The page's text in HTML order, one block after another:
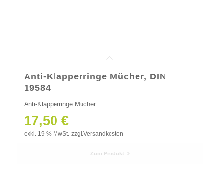
Anti-Klapperringe Mücher, DIN
19584
Anti-Klapperringe Mücher
17,50 €
exkl. 19 % MwSt. zzgl. Versandkosten
Zum Produkt